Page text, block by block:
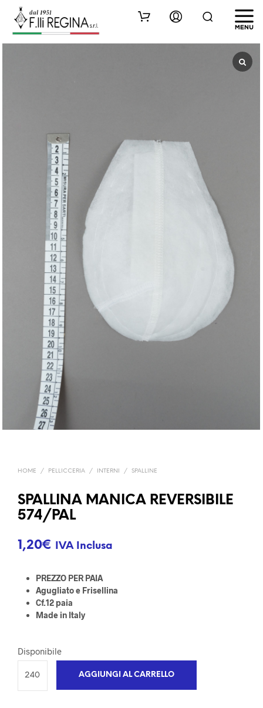
HOME / PELLICCERIA / INTERNI / SPALLINE
SPALLINA MANICA REVERSIBILE
574/PAL
1,20€ IVA Inclusa
PREZZO PER PAIA
Agugliato e Frisellina
Cf.12 paia
Made in Italy
Disponibile
AGGIUNGI AL CARRELLO